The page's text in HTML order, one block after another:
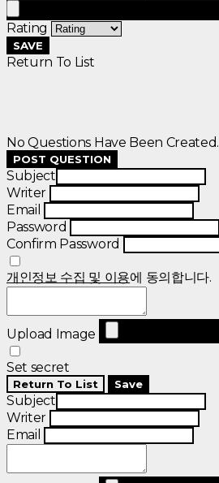
Rating
SAVE
Return To List
No Questions Have Been Created.
POST QUESTION
Subject
Writer
Email
Password
Confirm Password
개인정보 수집 및 이용에 동의합니다.
Upload Image
Set secret
Return To List Save
Subject
Writer
Email